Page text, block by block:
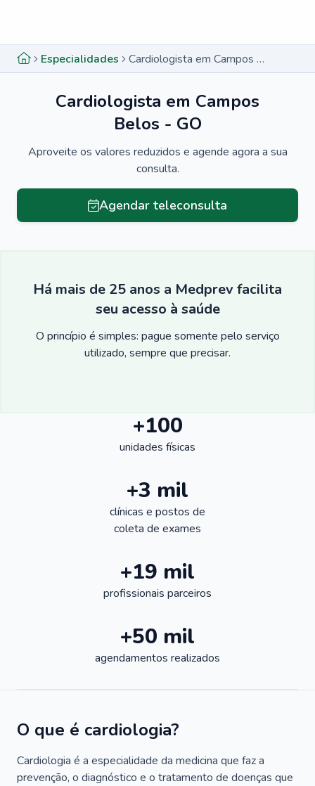
Especialidades Cardiologista em Campos Belos - GO
Cardiologista em Campos
Belos - GO
Aproveite os valores reduzidos e agende agora a sua
consulta.
Agendar teleconsulta
Há mais de 25 anos a Medprev facilita
seu acesso à saúde
O princípio é simples: pague somente pelo serviço
utilizado, sempre que precisar.
+100
unidades físicas
+3 mil
clínicas e postos de
coleta de exames
+19 mil
profissionais parceiros
+50 mil
agendamentos realizados
O que é cardiologia?
Cardiologia é a especialidade da medicina que faz a
prevenção, o diagnóstico e o tratamento de doenças que